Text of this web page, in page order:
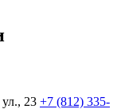
23 +7 (812) 335-